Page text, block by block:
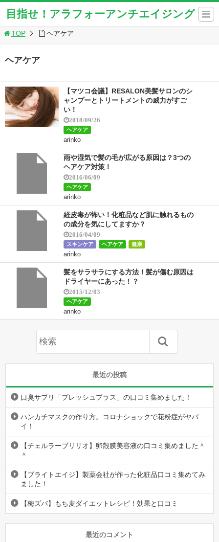
目指せ！アラフォーアンチエイジング
TOP ヘアケア
ヘアケア
【マツコ会議】RESALON美髪サロンのシ
ャンプーとトリートメントの威力がすご
い！
2018/09/26
ヘアケア
arinko
雨や湿気で髪の毛が広がる原因は？3つの
ヘアケア対策！
2016/06/09
ヘアケア
arinko
経皮毒が怖い！化粧品など肌に触れるもの
の成分を気にしてますか？
2016/04/09
スキンケア ヘアケア 健康
arinko
髪をサラサラにする方法！髪が傷む原因は
ドライヤーにあった！？
2015/12/03
ヘアケア
arinko
最近の投稿
口臭サプリ「ブレッシュプラス」の口コミ集めました！
ハンカチマスクの作り方。コロナショックで花粉症がヤバ
イ！
【チェルラーブリリオ】卵殻膜美容液の口コミ集めました＾
＾
【ブライトエイジ】製薬会社が作った化粧品口コミ集めてみ
ました！
【梅ズバ】もち麦ダイエットレシピ！効果と口コミ
最近のコメント